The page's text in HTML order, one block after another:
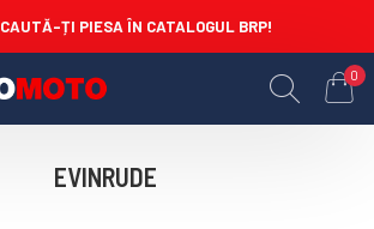
CAUTĂ-ȚI PIESA ÎN CATALOGUL BRP!
0
EVINRUDE